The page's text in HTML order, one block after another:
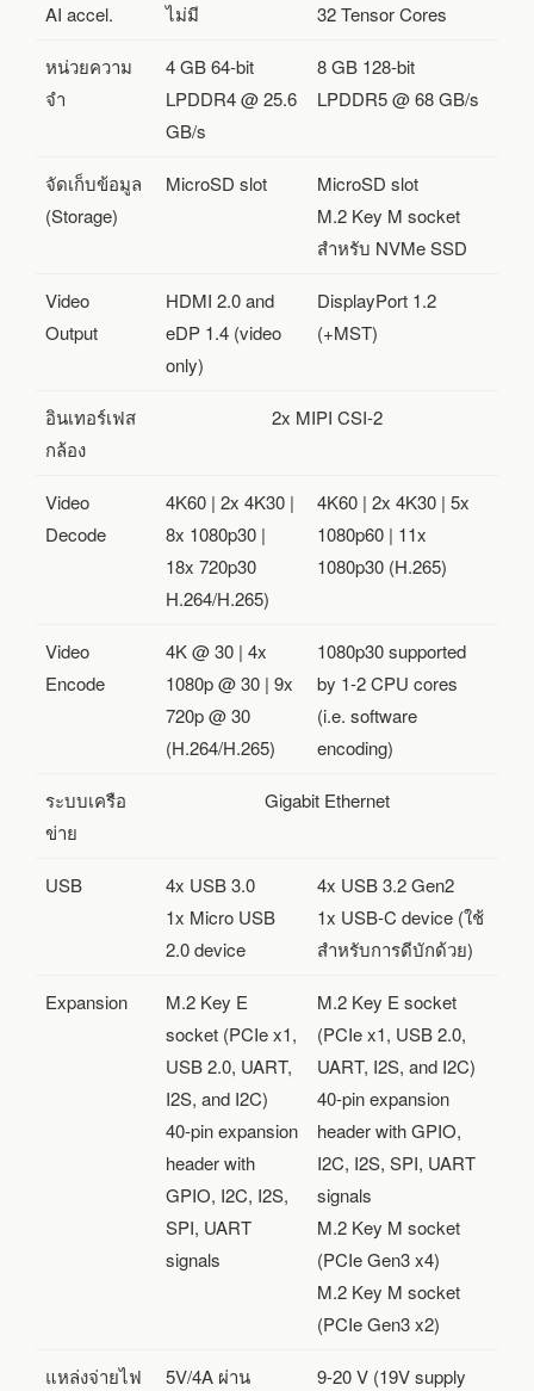
AI accel. ไม่มี 32 Tensor Cores
หน่วยความ
จำ
4 GB 64-bit
LPDDR4 @ 25.6
GB/s
8 GB 128-bit
LPDDR5 @ 68 GB/s
จัดเก็บข้อมูล
(Storage)
MicroSD slot
MicroSD slot
M.2 Key M socket
สำหรับ NVMe SSD
Video
Output
HDMI 2.0 and
eDP 1.4 (video
only)
DisplayPort 1.2
(+MST)
อินเทอร์เฟส
กล้อง
2x MIPI CSI-2
Video
Decode
4K60 | 2x 4K30 |
8x 1080p30 |
18x 720p30
H.264/H.265)
4K60 | 2x 4K30 | 5x
1080p60 | 11x
1080p30 (H.265)
Video
Encode
4K @ 30 | 4x
1080p @ 30 | 9x
720p @ 30
(H.264/H.265)
1080p30 supported
by 1-2 CPU cores
(i.e. software
encoding)
ระบบเครือ
ข่าย
Gigabit Ethernet
USB
4x USB 3.0
1x Micro USB
2.0 device
4x USB 3.2 Gen2
1x USB-C device (ใช้
สำหรับการดีบักด้วย)
Expansion
M.2 Key E
socket (PCIe x1,
USB 2.0, UART,
I2S, and I2C)
40-pin expansion
header with
GPIO, I2C, I2S,
SPI, UART
signals
M.2 Key E socket
(PCIe x1, USB 2.0,
UART, I2S, and I2C)
40-pin expansion
header with GPIO,
I2C, I2S, SPI, UART
signals
M.2 Key M socket
(PCIe Gen3 x4)
M.2 Key M socket
(PCIe Gen3 x2)
แหล่งจ่ายไฟ
5V/4A ผ่าน
9-20 V (19V supply